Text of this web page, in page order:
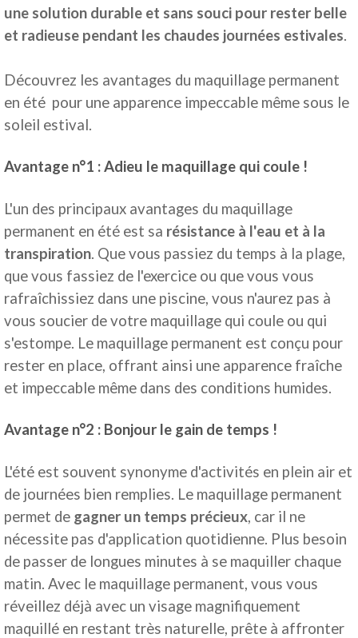
une solution durable et sans souci pour rester belle
et radieuse pendant les chaudes journées estivales.
Découvrez les avantages du maquillage permanent
en été pour une apparence impeccable même sous le
soleil estival.
Avantage n°1 : Adieu le maquillage qui coule !
L'un des principaux avantages du maquillage
permanent en été est sa résistance à l'eau et à la
transpiration. Que vous passiez du temps à la plage,
que vous fassiez de l'exercice ou que vous vous
rafraîchissiez dans une piscine, vous n'aurez pas à
vous soucier de votre maquillage qui coule ou qui
s'estompe. Le maquillage permanent est conçu pour
rester en place, offrant ainsi une apparence fraîche
et impeccable même dans des conditions humides.
Avantage n°2 : Bonjour le gain de temps !
L'été est souvent synonyme d'activités en plein air et
de journées bien remplies. Le maquillage permanent
permet de gagner un temps précieux, car il ne
nécessite pas d'application quotidienne. Plus besoin
de passer de longues minutes à se maquiller chaque
matin. Avec le maquillage permanent, vous vous
réveillez déjà avec un visage magnifiquement
maquillé en restant très naturelle, prête à affronter